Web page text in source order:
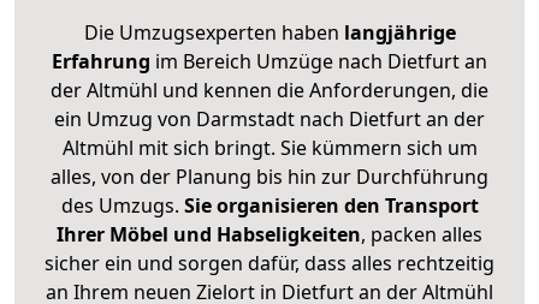
Die Umzugsexperten haben langjährige
Erfahrung im Bereich Umzüge nach Dietfurt an
der Altmühl und kennen die Anforderungen, die
ein Umzug von Darmstadt nach Dietfurt an der
Altmühl mit sich bringt. Sie kümmern sich um
alles, von der Planung bis hin zur Durchführung
des Umzugs. Sie organisieren den Transport
Ihrer Möbel und Habseligkeiten, packen alles
sicher ein und sorgen dafür, dass alles rechtzeitig
an Ihrem neuen Zielort in Dietfurt an der Altmühl